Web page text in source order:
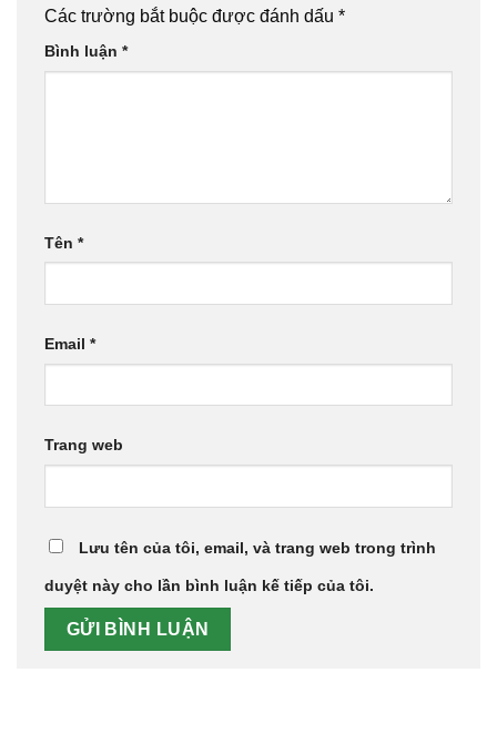
Các trường bắt buộc được đánh dấu *
Bình luận *
Tên *
Email *
Trang web
Lưu tên của tôi, email, và trang web trong trình
duyệt này cho lần bình luận kế tiếp của tôi.